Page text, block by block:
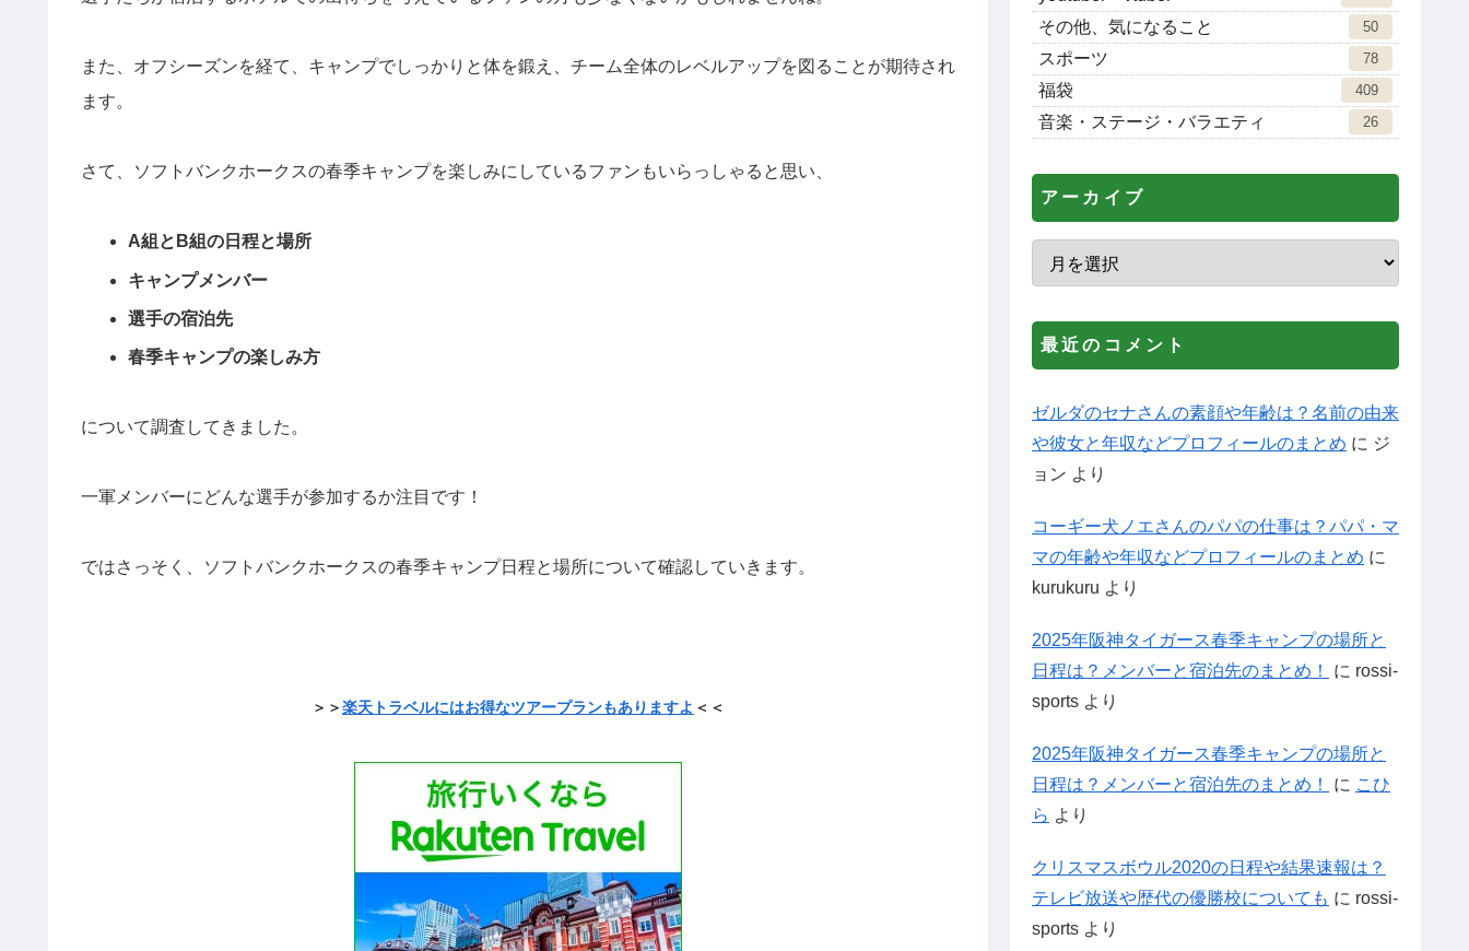
また、オフシーズンを経て、キャンプでしっかりと体を鍛え、チーム全体のレベルアップを図ることが期待され
ます。
さて、ソフトバンクホークスの春季キャンプを楽しみにしているファンもいらっしゃると思い、
A組とB組の日程と場所
キャンプメンバー
選手の宿泊先
春季キャンプの楽しみ方
について調査してきました。
一軍メンバーにどんな選手が参加するか注目です！
ではさっそく、ソフトバンクホークスの春季キャンプ日程と場所について確認していきます。
＞＞楽天トラベルにはお得なツアープランもありますよ ＜＜
その他、気になること 50
スポーツ 78
福袋 409
音楽・ステージ・バラエティ 26
アーカイブ
最近のコメント
ゼルダのセナさんの素顔や年齢は？名前の由来
や彼女と年収などプロフィールのまとめ に ジ
ョン より
コーギー犬ノエさんのパパの仕事は？パパ・マ
マの年齢や年収などプロフィールのまとめ に
kurukuru より
2025年阪神タイガース春季キャンプの場所と
日程は？メンバーと宿泊先のまとめ！
に rossi-
sports より
2025年阪神タイガース春季キャンプの場所と
日程は？メンバーと宿泊先のまとめ！
に こひ
ら より
クリスマスボウル2020の日程や結果速報は？
テレビ放送や歴代の優勝校についても に rossi-
sports より